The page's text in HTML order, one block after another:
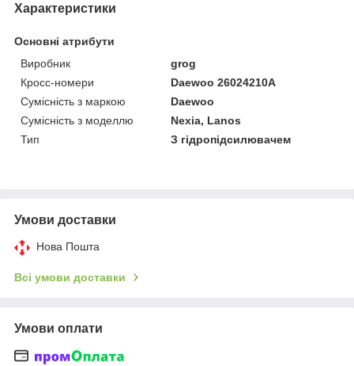
Характеристики
Основні атрибути
Виробник
grog
Кросс-номери
Daewoo 26024210A
Сумісність з маркою
Daewoo
Сумісність з моделлю
Nexia, Lanos
Тип
З гідропідсилювачем
Умови доставки
Нова Пошта
Всі умови доставки
Умови оплати